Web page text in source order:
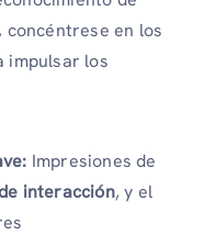
concéntrese en los
impulsar los
Impresiones de
interacción, y el